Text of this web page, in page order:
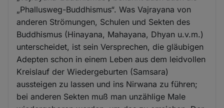
„Phallusweg-Buddhismus“. Was Vajrayana von
anderen Strömungen, Schulen und Sekten des
Buddhismus (Hinayana, Mahayana, Dhyan u.v.m.)
unterscheidet, ist sein Versprechen, die gläubigen
Adepten schon in einem Leben aus dem leidvollen
Kreislauf der Wiedergeburten (Samsara)
aussteigen zu lassen und ins Nirwana zu führen;
bei anderen Sekten muß man unzählige Male